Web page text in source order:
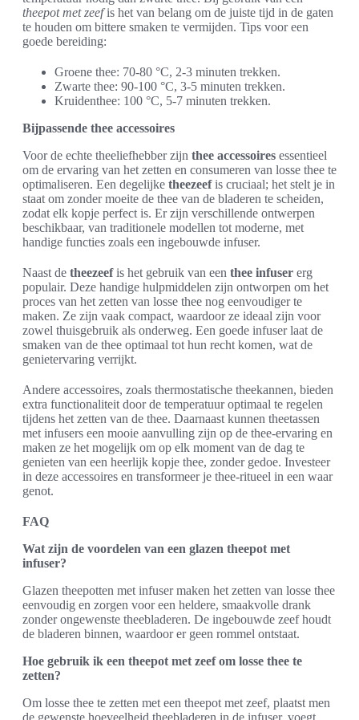
theepot met zeefis het van belang om de juiste tijd in de gaten
te houden om bittere smaken te vermijden. Tips voor een
goede bereiding:
Groene thee: 70-80 °C, 2-3 minuten trekken.
Zwarte thee: 90-100 °C, 3-5 minuten trekken.
Kruidenthee: 100 °C, 5-7 minuten trekken.
Bijpassende thee accessoires
Voor de echte theeliefhebber zijn thee accessoires essentieel
om de ervaring van het zetten en consumeren van losse thee te
optimaliseren. Een degelijke theezeefis cruciaal; het stelt je in
staat om zonder moeite de thee van de bladeren te scheiden,
zodat elk kopje perfect is. Er zijn verschillende ontwerpen
beschikbaar, van traditionele modellen tot moderne, met
handige functies zoals een ingebouwde infuser.
Naast de theezeefis het gebruik van een thee infuser erg
populair. Deze handige hulpmiddelen zijn ontworpen om het
proces van het zetten van losse thee nog eenvoudiger te
maken. Ze zijn vaak compact, waardoor ze ideaal zijn voor
zowel thuisgebruik als onderweg. Een goede infuser laat de
smaken van de thee optimaal tot hun recht komen, wat de
genietervaring verrijkt.
Andere accessoires, zoals thermostatische theekannen, bieden
extra functionaliteit door de temperatuur optimaal te regelen
tijdens het zetten van de thee. Daarnaast kunnen theetassen
met infusers een mooie aanvulling zijn op de thee-ervaring en
maken ze het mogelijk om op elk moment van de dag te
genieten van een heerlijk kopje thee, zonder gedoe. Investeer
in deze accessoires en transformeer je thee-ritueel in een waar
genot.
FAQ
Wat zijn de voordelen van een glazen theepot met
infuser?
Glazen theepotten met infuser maken het zetten van losse thee
eenvoudig en zorgen voor een heldere, smaakvolle drank
zonder ongewenste theebladeren. De ingebouwde zeef houdt
de bladeren binnen, waardoor er geen rommel ontstaat.
Hoe gebruik ik een theepot met zeef om losse thee te
zetten?
Om losse thee te zetten met een theepot met zeef, plaatst men
de gewenste hoeveelheid theebladeren in de infuser, voegt